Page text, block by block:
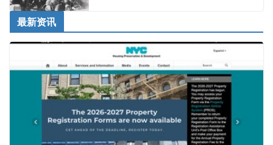
最新资讯